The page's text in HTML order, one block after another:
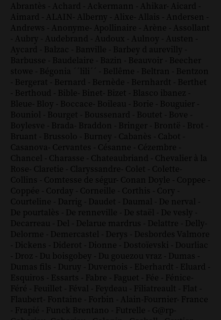
Abrantès - Achard - Ackermann - Ahikar- Aicard -
Aimard - ALAIN- Alberny - Alixe- Allais - Andersen -
Andrews - Anonyme- Apollinaire - Arène - Assollant
- Aubry - Audebrand - Audoux - Aulnoy - Austen -
Aycard - Balzac - Banville - Barbey d aurevilly -
Barbusse - Baudelaire - Bazin - Beauvoir - Beecher
stowe - Bégonia ´´lili´´ - Bellême - Beltran - Bentzon
- Bergerat - Bernard - Bernède - Bernhardt - Berthet
- Berthoud - Bible- Binet- Bizet - Blasco ibanez -
Bleue- Bloy - Boccace- Boileau - Borie - Bouguier -
Bouniol - Bourget - Boussenard - Boutet - Bove -
Boylesve - Brada- Braddon - Bringer - Brontë - Brot -
Bruant - Brussolo - Burney - Cabanès - Cabot -
Casanova- Cervantes - Césanne - Cézembre -
Chancel - Charasse - Chateaubriand - Chevalier à la
Rose- Claretie - Claryssandre- Colet - Colette-
Collins - Comtesse de ségur- Conan Doyle - Coppee -
Coppée - Corday - Corneille - Corthis - Cory -
Courteline - Darrig - Daudet - Daumal - De nerval -
De pourtalès - De renneville - De staël - De vesly -
Decarreau - Del - Delarue mardrus - Delattre - Delly-
Delorme - Demercastel - Derys - Desbordes Valmore
- Dickens - Diderot - Dionne - Dostoïevski - Dourliac
- Droz - Du boisgobey - Du gouezou vraz - Dumas -
Dumas fils - Duruy - Duvernois - Eberhardt - Eluard -
Esquiros - Essarts - Fabre - Faguet - Fée - Fénice-
Féré - Feuillet - Féval - Feydeau - Filiatreault - Flat -
Flaubert- Fontaine - Forbin - Alain-Fournier- France
- Frapié - Funck Brentano - Futrelle - G@rp-